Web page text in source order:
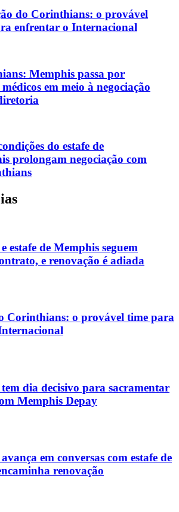
do Corinthians: o provável
enfrentar o Internacional
Memphis passa por
médicos em meio à negociação
do estafe de
prolongam negociação com
estafe de Memphis seguem
e renovação é adiada
Corinthians: o provável time para
dia decisivo para sacramentar
Memphis Depay
em conversas com estafe de
renovação